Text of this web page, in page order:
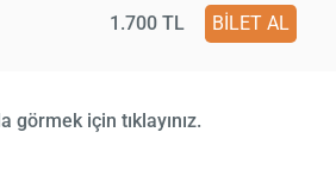
1.700 TL BİLET AL
görmek için tıklayınız.